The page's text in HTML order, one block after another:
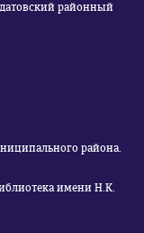
района.
имени Н.К.